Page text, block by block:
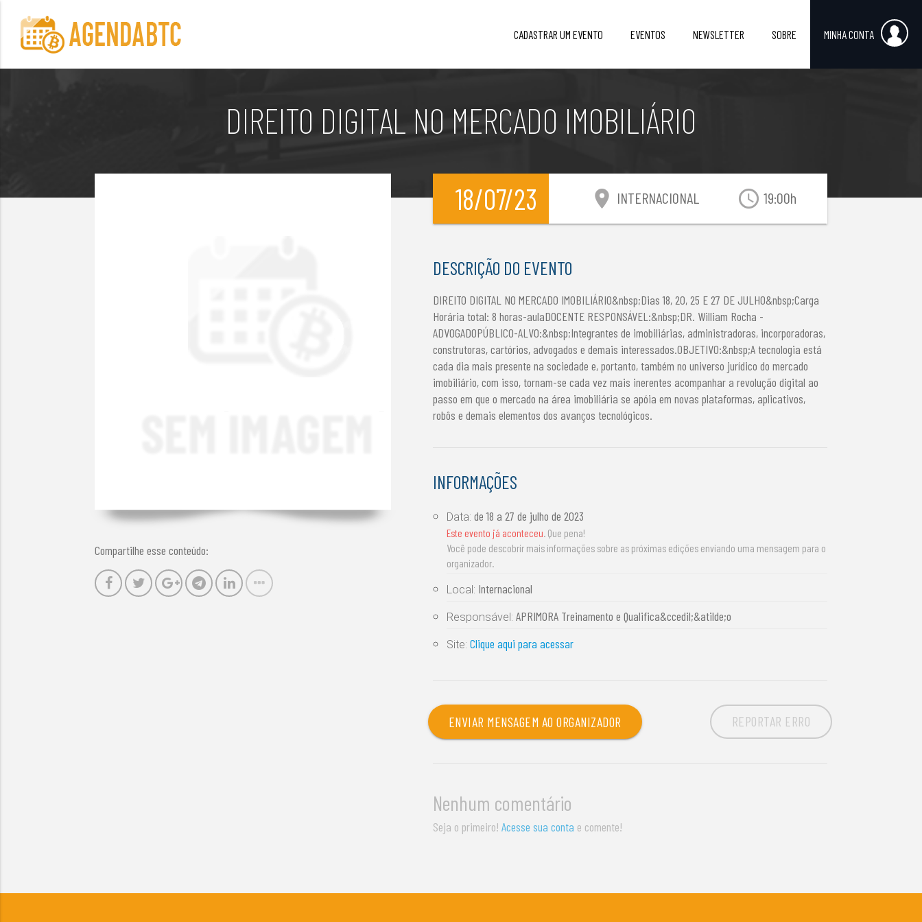
CADASTRAR UM EVENTO EVENTOS NEWSLETTER SOBRE MINHA CONTA
DIREITO DIGITAL NO MERCADO IMOBILIÁRIO
Compartilhe esse conteúdo:
18/07/23 access_time 19:00h
location_on INTERNACIONAL
DESCRIÇÃO DO EVENTO
DIREITO DIGITAL NO MERCADO IMOBILIÁRIO&nbsp;Dias 18, 20, 25 E 27 DE JULHO&nbsp;Carga
Horária total: 8 horas-aulaDOCENTE RESPONSÁVEL:&nbsp;DR. William Rocha -
ADVOGADOPÚBLICO-ALVO:&nbsp;Integrantes de imobiliárias, administradoras, incorporadoras,
construtoras, cartórios, advogados e demais interessados.OBJETIVO:&nbsp;A tecnologia está
cada dia mais presente na sociedade e, portanto, também no universo jurídico do mercado
imobiliário, com isso, tornam-se cada vez mais inerentes acompanhar a revolução digital ao
passo em que o mercado na área imobiliária se apóia em novas plataformas, aplicativos,
robôs e demais elementos dos avanços tecnológicos.
INFORMAÇÕES
Data:de18 a 27 de julho de 2023
Este evento já aconteceu. Que pena!
Você pode descobrir mais informações sobre as próximas edições enviando uma mensagem para o
organizador.
Local: Internacional
Responsável:APRIMORA Treinamento e Qualifica&ccedil;&atilde;o
Site:Clique aqui para acessar
ENVIAR MENSAGEM AO ORGANIZADOR REPORTAR ERRO
Nenhum comentário
Seja o primeiro!Acesse sua conta e comente!